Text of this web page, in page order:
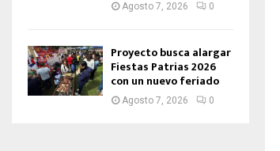
Agosto 7, 2026 0
Proyecto busca alargar
Fiestas Patrias 2026
con un nuevo feriado
Agosto 7, 2026 0